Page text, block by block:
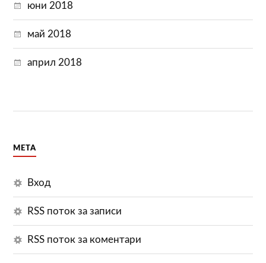
юни 2018
май 2018
април 2018
МЕТА
Вход
RSS поток за записи
RSS поток за коментари